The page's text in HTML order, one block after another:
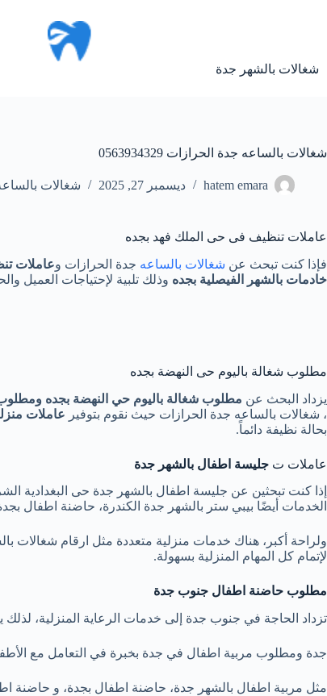
شغالات بالشهر جدة
شغالات بالساعه جدة الحرازات 0563934329
hatem emara ديسمبر 27, 2025 شغالات
عاملات تنظيف فى حى الملك فهد بجده
فإذا كنت تبحث عن شغالات بالساعه جدة الحرازات وعاملات
خادمات بالشهر الفيصلية بجده وذلك تلبية لإحتياجات العميل
مطلوب شغالة باليوم حى النهضة بجده
يزداد البحث عن مطلوب شغالة باليوم حي النهضة بجده
، شغالات بالساعه جدة الحرازات حيث نقوم بتوفير عاملات
بحالة نظيفة دائماً.
عاملات ت جليسة اطفال بالشهر جدة
إذا كنت تبحثين عن جليسة اطفال بالشهر جدة حى البغدادية
الخدمات أيضًا بيبي ستر بالشهر جدة الكندرة، حاضنة اطفال
ولراحة أكبر، هناك خدمات منزلية متعددة مثل ارقام شغالات
لإتمام كل المهام المنزلية بسهولة.
مطلوب حاضنة اطفال جنوب جدة
تزداد الحاجة في جنوب جدة إلى خدمات الرعاية المنزلية،
جدة ومطلوب مربية اطفال في جدة بخبرة في التعامل مع
مثل مربية اطفال بالشهر جدة، حاضنة اطفال بجدة، و حاضنة